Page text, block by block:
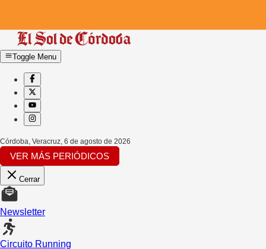
Toggle Menu
Córdoba, Veracruz 6 de agosto de 2026
VER MÁS PERIÓDICOS
Cerrar
Newsletter
Circuito Running